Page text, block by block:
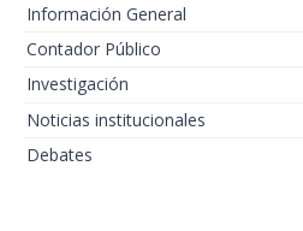
Información General
Contador Público
Investigación
Noticias institucionales
Debates